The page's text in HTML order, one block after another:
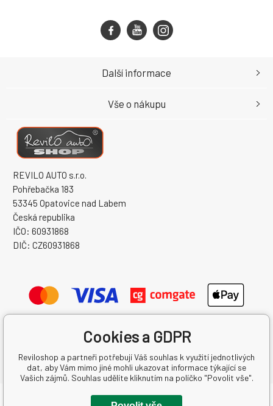
REVILO AUTO s.r.o.
Pohřebačka 183
53345 Opatovice nad Labem
Česká republika
IČO: 60931868
DIČ: CZ60931868
Další informace
Vše o nákupu
Cookies a GDPR
Reviloshop a partneři potřebují Váš souhlas k využití jednotlivých
dat, aby Vám mimo jiné mohli ukazovat informace týkající se
Vašich zájmů. Souhlas udělíte kliknutím na políčko "Povolit vše".